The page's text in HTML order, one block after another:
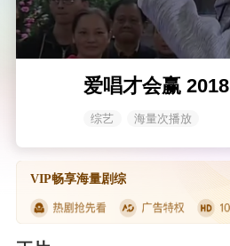
爱唱才会赢 2018
综艺 海量次播放
VIP畅享海量剧综